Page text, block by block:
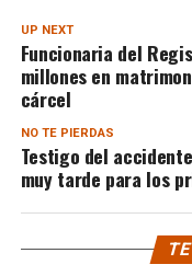
UP NEXT
Funcionaria del
millones en
cárcel
NO TE PIERDAS
Testigo del
muy tarde para los